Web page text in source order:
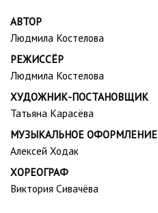
АВТОР
Людмила Костелова
РЕЖИССЁР
Людмила Костелова
ХУДОЖНИК-ПОСТАНОВЩИК
Татьяна Карасёва
МУЗЫКАЛЬНОЕ ОФОРМЛЕНИЕ
Алексей Ходак
ХОРЕОГРАФ
Виктория Сивачёва